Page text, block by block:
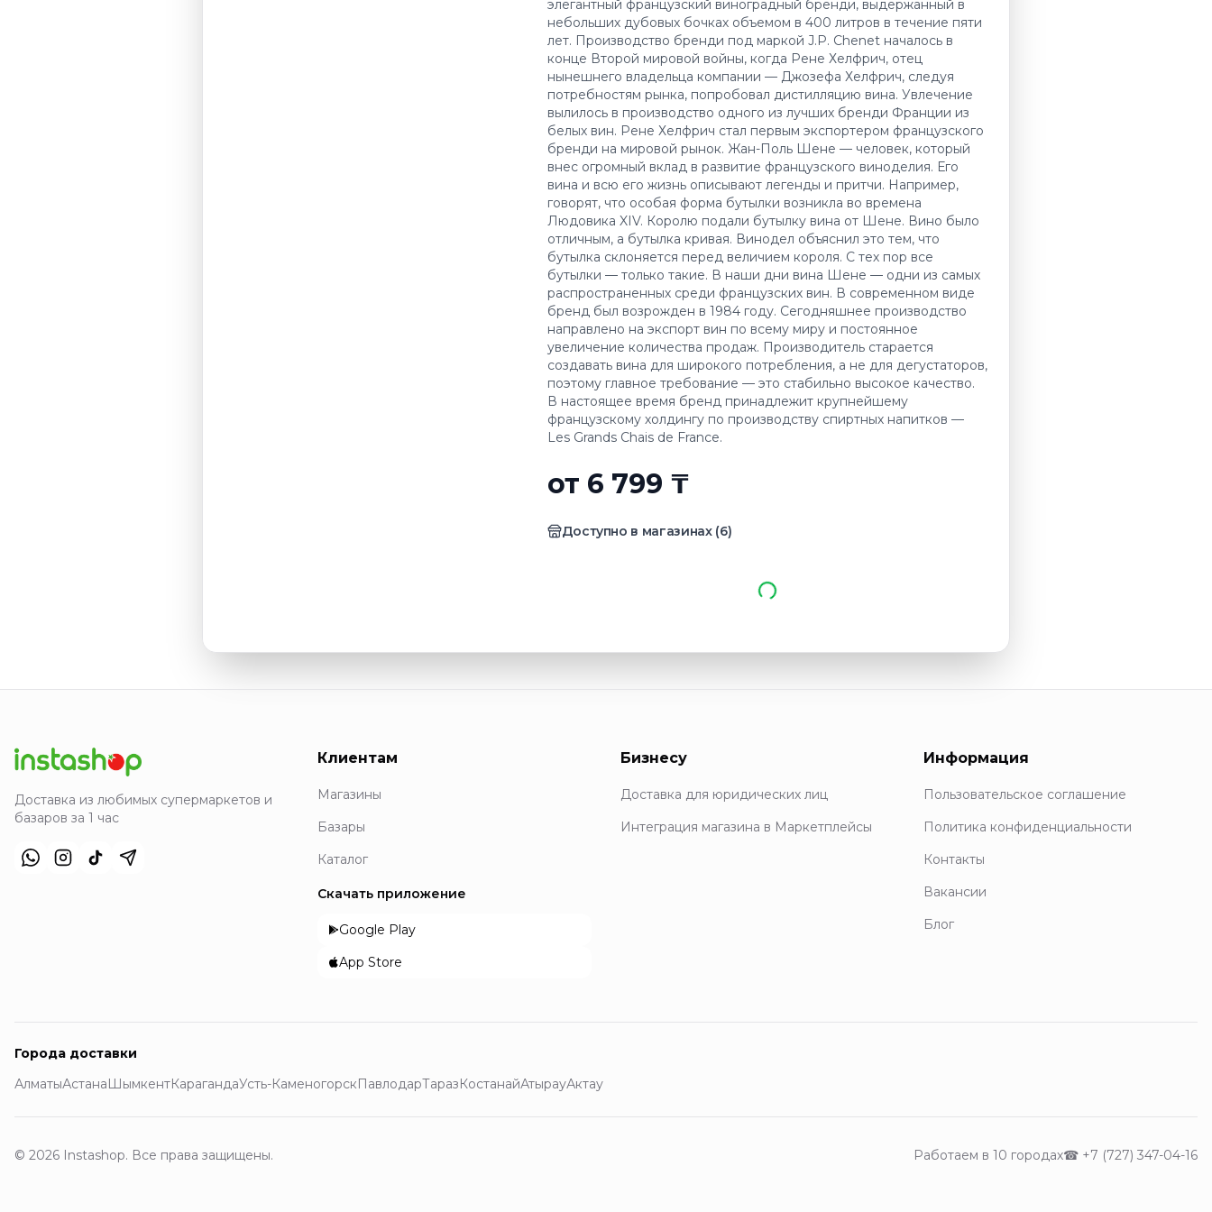
элегантный французский виноградный бренди, выдержанный в
небольших дубовых бочках объемом в 400 литров в течение пяти
лет. Производство бренди под маркой J.P. Chenet началось в
конце Второй мировой войны, когда Рене Хелфрич, отец
нынешнего владельца компании — Джозефа Хелфрич, следуя
потребностям рынка, попробовал дистилляцию вина. Увлечение
вылилось в производство одного из лучших бренди Франции из
белых вин. Рене Хелфрич стал первым экспортером французского
бренди на мировой рынок. Жан-Поль Шене — человек, который
внес огромный вклад в развитие французского виноделия. Его
вина и всю его жизнь описывают легенды и притчи. Например,
говорят, что особая форма бутылки возникла во времена
Людовика XIV. Королю подали бутылку вина от Шене. Вино было
отличным, а бутылка кривая. Винодел объяснил это тем, что
бутылка склоняется перед величием короля. С тех пор все
бутылки — только такие. В наши дни вина Шене — одни из самых
распространенных среди французских вин. В современном виде
бренд был возрожден в 1984 году. Сегодняшнее производство
направлено на экспорт вин по всему миру и постоянное
увеличение количества продаж. Производитель старается
создавать вина для широкого потребления, а не для дегустаторов,
поэтому главное требование — это стабильно высокое качество.
В настоящее время бренд принадлежит крупнейшему
французскому холдингу по производству спиртных напитков —
Les Grands Chais de France.
от 6 799 ₸
Доступно в магазинах(6)
Доставка из любимых супермаркетов и
базаров за 1 час
Клиентам
Магазины
Базары
Каталог
Скачать приложение
Google Play
App Store
Бизнесу
Доставка для юридических лиц
Интеграция магазина в Маркетплейсы
Информация
Пользовательское соглашение
Политика конфиденциальности
Контакты
Вакансии
Блог
Города доставки
АлматыАстанаШымкентКарагандаУсть-КаменогорскПавлодарТаразКостанайАтырауАктау
© 2026 Instashop. Все права защищены. Работаем в 10 городах☎ +7 (727) 347-04-16